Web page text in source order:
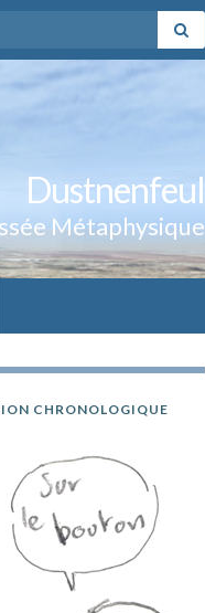
Dustnenfeul
Métaphysique
CHRONOLOGIQUE